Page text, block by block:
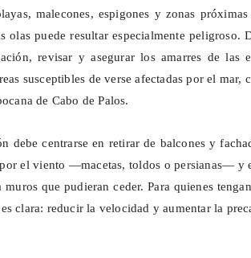
malecones, espigones y zonas
olas puede resultar especialmente peligroso.
revisar y asegurar los amarres de las
susceptibles de verse afectadas por el mar,
de Cabo de Palos.
debe centrarse en retirar de balcones y
por el viento —macetas, toldos o persianas— y
que pudieran ceder. Para quienes
clara: reducir la velocidad y aumentar la